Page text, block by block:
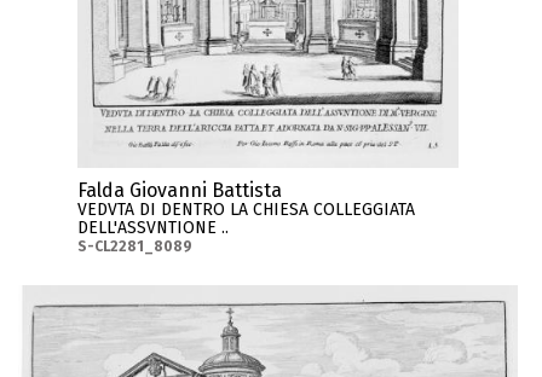
Falda Giovanni Battista
VEDVTA DI DENTRO LA CHIESA COLLEGGIATA
DELL'ASSVNTIONE ..
S-CL2281_8089